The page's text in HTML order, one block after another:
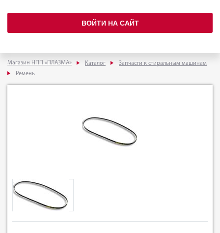
ВОЙТИ НА САЙТ
Магазин НПП «ПЛАЗМА» Каталог
Запчасти к стиральным машинам
Ремень